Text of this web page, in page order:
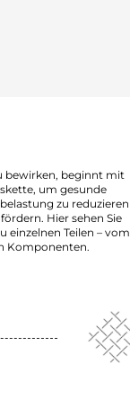
bewirken, beginnt mit
um gesunde
zu reduzieren
Hier sehen Sie
einzelnen Teilen – vom
Komponenten.